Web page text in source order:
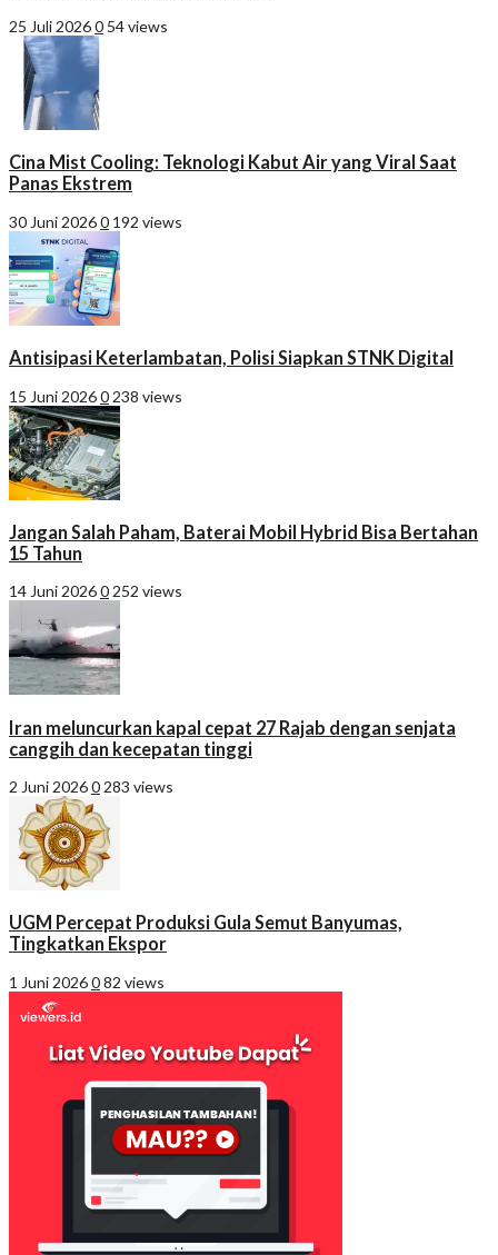
25 Juli 20260 54 views
Cina Mist Cooling: Teknologi Kabut Air yang Viral Saat
Panas Ekstrem
30 Juni 20260 192 views
Antisipasi Keterlambatan, Polisi Siapkan STNK Digital
15 Juni 20260 238 views
Jangan Salah Paham, Baterai Mobil Hybrid Bisa Bertahan
15 Tahun
14 Juni 20260 252 views
Iran meluncurkan kapal cepat 27 Rajab dengan senjata
canggih dan kecepatan tinggi
2 Juni 20260 283 views
UGM Percepat Produksi Gula Semut Banyumas,
Tingkatkan Ekspor
1 Juni 2026082 views